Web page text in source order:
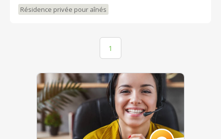
Résidence privée pour aînés
1